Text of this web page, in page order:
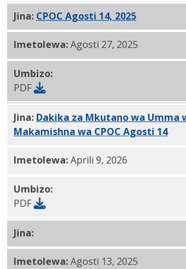
Jina: CPOC Agosti 14, 2025Ripoti ya
Imetolewa:Agosti 27, 2025
Umbizo:
PDF
Jina: Dakika za Mkutano wa Umma
Makamishna wa CPOC Agosti 14,
Imetolewa:Aprili 9, 2026
Umbizo:
PDF
Jina:Ajenda ya Mkutano wa Umma
Imetolewa:Agosti 13, 2025